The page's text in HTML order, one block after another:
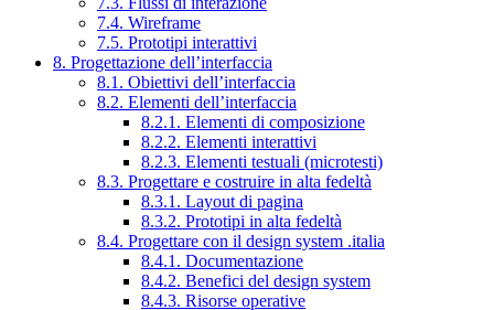
7.4. Wireframe
7.5. Prototipi interattivi
8. Progettazione dell’interfaccia
8.1. Obiettivi dell’interfaccia
8.2. Elementi dell’interfaccia
8.2.1. Elementi di composizione
8.2.2. Elementi interattivi
8.2.3. Elementi testuali (microtesti)
8.3. Progettare e costruire in alta fedeltà
8.3.1. Layout di pagina
8.3.2. Prototipi in alta fedeltà
8.4. Progettare con il design system .italia
8.4.1. Documentazione
8.4.2. Benefici del design system
8.4.3. Risorse operative